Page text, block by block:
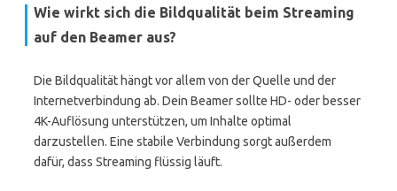
Wie wirkt sich die Bildqualität beim Streaming
auf den Beamer aus?
Die Bildqualität hängt vor allem von der Quelle und der
Internetverbindung ab. Dein Beamer sollte HD- oder besser
4K-Auflösung unterstützen, um Inhalte optimal
darzustellen. Eine stabile Verbindung sorgt außerdem
dafür, dass Streaming flüssig läuft.